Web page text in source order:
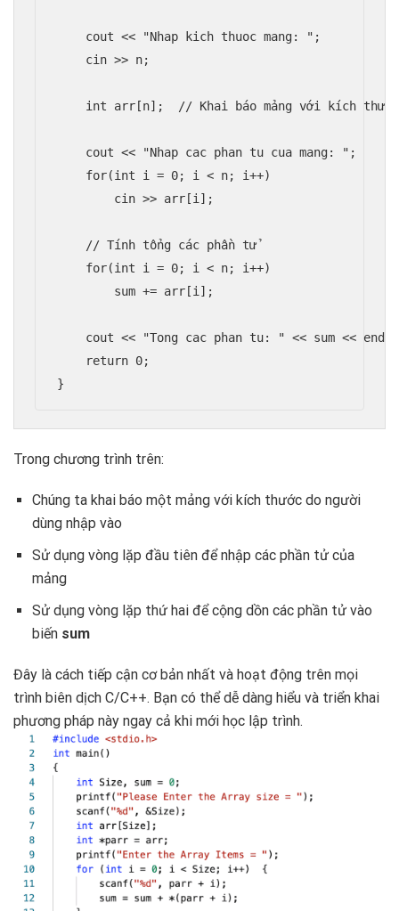
    cout << "Nhap kich thuoc mang: ";
    cin >> n;
int arr[n];  // Khai báo mảng với kích
    cout << "Nhap cac phan tu cua mang: ";
    for(int i = 0; i < n; i++)
        cin >> arr[i];
    // Tính tổng các phần tử
    for(int i = 0; i < n; i++)
        sum += arr[i];
    cout << "Tong cac phan tu: " << sum << endl;
    return 0;
}
Trong chương trình trên:
Chúng ta khai báo một mảng với kích thước do người
dùng nhập vào
Sử dụng vòng lặp đầu tiên để nhập các phần tử của
mảng
Sử dụng vòng lặp thứ hai để cộng dồn các phần tử vào
biến sum
Đây là cách tiếp cận cơ bản nhất và hoạt động trên mọi
trình biên dịch C/C++. Bạn có thể dễ dàng hiểu và triển khai
phương pháp này ngay cả khi mới học lập trình.